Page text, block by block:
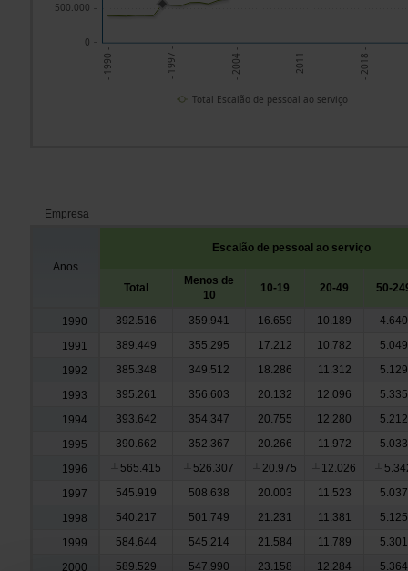
- 1990 - - 1997 - - 2004 - - 2011 - - 2018 -
0
500.000
Total Escalão de pessoal ao serviço
Empresa
Anos
Escalão de pessoal ao serviço
Total
Menos de
10
10-19 20-49 50-
1990 392.516 359.941 16.659 10.189
4.640
1991
389.449 355.295 17.212 10.782
5.049
1992
385.348 349.512 18.286 11.312
5.129
1993
395.261 356.603 20.132 12.096
5.335
1994
393.642 354.347 20.755 12.280
5.212
1995
390.662 352.367 20.266 11.972
5.033
1996
565.415 526.307 20.975 12.026
1997
545.919 508.638 20.003 11.523
5.037
1998
540.217 501.749 21.231 11.381
5.125
1999
584.644 545.214 21.584 11.789
5.301
2000
589.529 547.990 23.158 12.284
5.364